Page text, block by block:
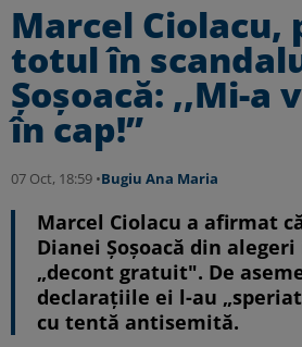
Marcel Ciolacu,
totul în
Șoșoacă: ,,Mi-a
în cap!”
07 Oct, 18:59 •Bugiu ⁠Ana Maria
Marcel Ciolacu a afirmat
Dianei Șoșoacă din
„decont gratuit". De
declarațiile ei l-au
cu tentă antisemită.